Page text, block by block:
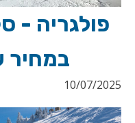
פולגריה -
במחיר
10/07/2025